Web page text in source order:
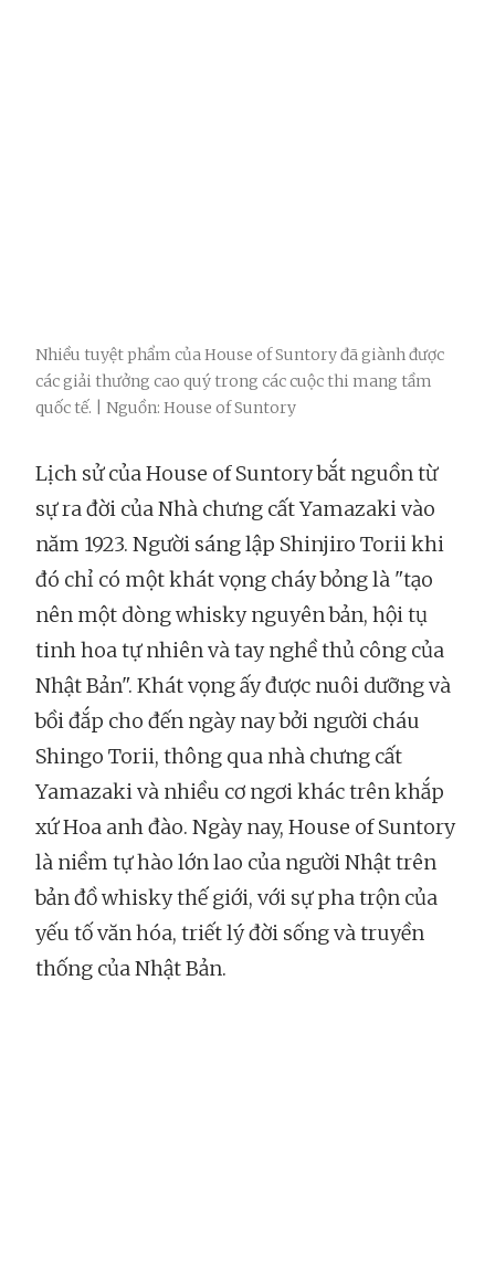
Nhiều tuyệt phẩm của House of Suntory đã giành được
các giải thưởng cao quý trong các cuộc thi mang tầm
quốc tế. | Nguồn: House of Suntory
Lịch sử của House of Suntory bắt nguồn từ
sự ra đời của Nhà chưng cất Yamazaki vào
năm 1923. Người sáng lập Shinjiro Torii khi
đó chỉ có một khát vọng cháy bỏng là "tạo
nên một dòng whisky nguyên bản, hội tụ
tinh hoa tự nhiên và tay nghề thủ công của
Nhật Bản". Khát vọng ấy được nuôi dưỡng và
bồi đắp cho đến ngày nay bởi người cháu
Shingo Torii, thông qua nhà chưng cất
Yamazaki và nhiều cơ ngơi khác trên khắp
xứ Hoa anh đào. Ngày nay, House of Suntory
là niềm tự hào lớn lao của người Nhật trên
bản đồ whisky thế giới, với sự pha trộn của
yếu tố văn hóa, triết lý đời sống và truyền
thống của Nhật Bản.